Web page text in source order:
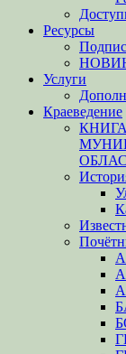
Ресурсы
Услуги
Краеведение